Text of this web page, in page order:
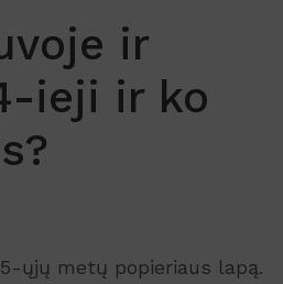
ir
ieji ir ko
ųjų metų popieriaus lapą.